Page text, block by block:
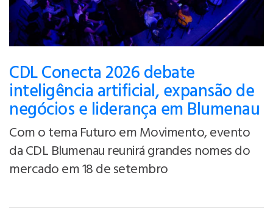
CDL Conecta 2026 debate
inteligência artificial, expansão de
negócios e liderança em Blumenau
Com o tema Futuro em Movimento, evento
da CDL Blumenau reunirá grandes nomes do
mercado em 18 de setembro